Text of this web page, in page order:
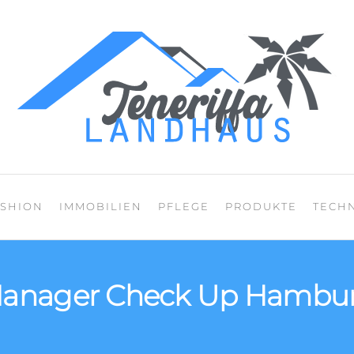
IMMOBILIEN PFLEGE PRODUKTE
Check Up